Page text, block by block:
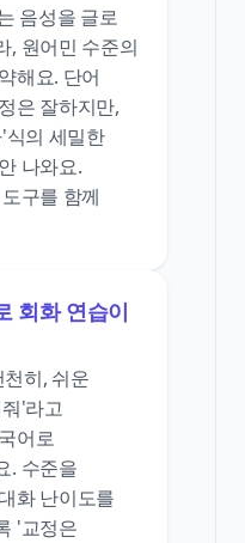
음성을 글로
, 원어민 수준의
해요. 단어
은 잘하지만,
식의 세밀한
나와요.
구를 함께
회화 연습이
히, 쉬운
'라고
어로
. 수준을
화 난이도를
'교정은